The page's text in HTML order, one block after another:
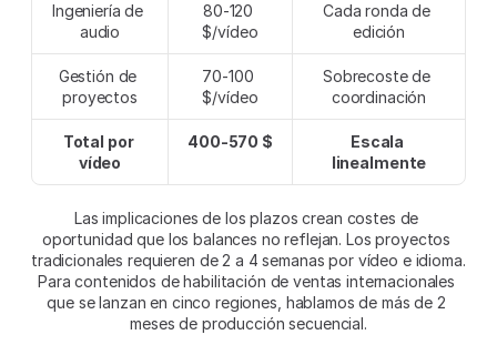
Ingeniería de
audio
80-120
$/vídeo
Cada ronda de
edición
Gestión de
proyectos
70-100
$/vídeo
Sobrecoste de
coordinación
Total por
vídeo
400-570 $
Escala
linealmente
Las implicaciones de los plazos crean costes de
oportunidad que los balances no reflejan. Los proyectos
tradicionales requieren de 2 a 4 semanas por vídeo e idioma.
Para contenidos de habilitación de ventas internacionales
que se lanzan en cinco regiones, hablamos de más de 2
meses de producción secuencial.